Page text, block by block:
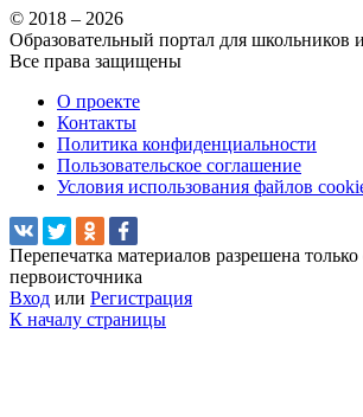
© 2018 – 2026
Образовательный портал для школьников
Все права защищены
О проекте
Контакты
Политика конфиденциальности
Пользовательское соглашение
Условия использования файлов
Перепечатка материалов разрешена
первоисточника
Вход или Регистрация
К началу страницы